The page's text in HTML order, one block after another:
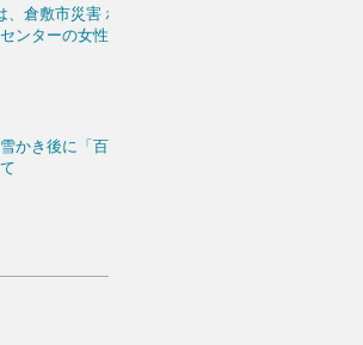
倉敷市災害 ボ
ンターの女性
かき後に「百